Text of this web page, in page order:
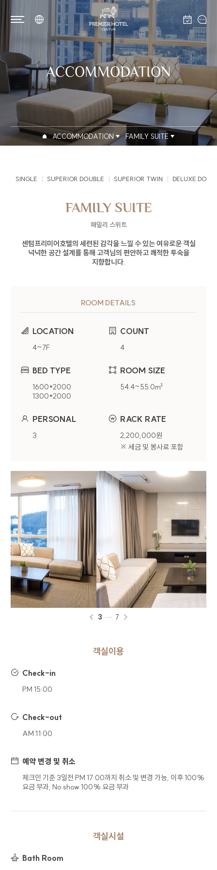
ACCOMMODATION
ACCOMMODATION FAMILY SUITE
SINGLE SUPERIOR DOUBLE SUPERIOR TWIN DELUXE
FAMILY SUITE
패밀리 스위트
센텀프리미어호텔의 세련된 감각을 느낄 수 있는 여유로운 객실
넉넉한 공간 설계를 통해 고객님의 편안하고 쾌적한 투숙을
지향합니다.
ROOM DETAILS
LOCATION
4~7F
COUNT
4
BED TYPE
1600*2000
1300*2000
ROOM SIZE
54.4~55.0㎡
PERSONAL
3
RACK RATE
2,200,000원
※ 세금 및 봉사료 포함
3 7
객실이용
Check-in
PM 15:00
Check-out
AM 11:00
예약 변경 및 취소
체크인 기준 3일전 PM 17:00까지 취소 및 변경 가능, 이후 100%
요금 부과, No show 100% 요금 부과
객실시설
Bath Room
CENTUM PREMIER HOTEL(이하 회사)는
서비스 제공시 개인정보보호법령에 따라 이용자의
개인정보 보호 및 권익을 보호하고 이용자의 고충을
원활하게 처리할 수 있도록 다음과 같은 처리방침을
회사는 이용자가 개별 서비스 신청시 개인정보 수집
경우 해당 서비스 이용이 제한될 수 있습니다.
2. 개인정보 수집 및 이용 목적
회사가 이용자의 개인정보를 수집 및 이용하는
목적은 다음과 같습니다.
구분 이용목적
문의
온라인 문의에 따른 의사 확인 및 본인
식별, 서비스 부정이용 방지, 각종
고지 및 안내, 분쟁 조정을 위한 기록
보존
회사는 기본적인 서비스 제공을 위한 필수 정보만을
수집하고 있으며, 선택 정보의 경우 입력하지
수집한 정보를 이용 목적 외의 목적으로 사용하지
않습니다.
문의
회사는 홈페이지를 통한 이용자의 각 신청서 작성을
통해 개인정보를 수집합니다.
4. 개인정보 보유 및 이용기간
보유하여야 할 필요가 있을 경우 일정기간 보유되며
사유로 제한됩니다.